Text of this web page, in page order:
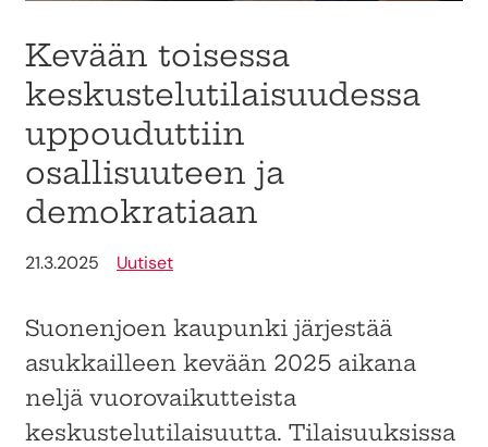
Kevään toisessa
keskustelutilaisuudessa
uppouduttiin
osallisuuteen ja
demokratiaan
21.3.2025 Uutiset
Suonenjoen kaupunki järjestää
asukkailleen kevään 2025 aikana
neljä vuorovaikutteista
keskustelutilaisuutta. Tilaisuuksissa